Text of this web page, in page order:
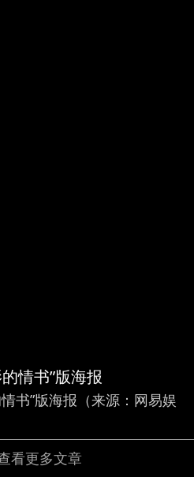
情书”版海报
书”版海报（来源：网易娱
看更多文章